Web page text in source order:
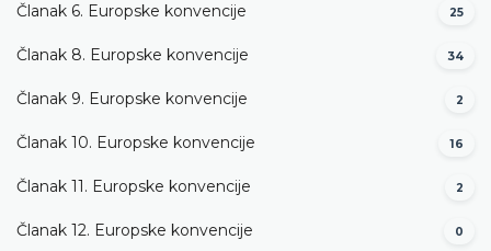
Članak 6. Europske konvencije 25
Članak 8. Europske konvencije 34
Članak 9. Europske konvencije 2
Članak 10. Europske konvencije 16
Članak 11. Europske konvencije 2
Članak 12. Europske konvencije 0